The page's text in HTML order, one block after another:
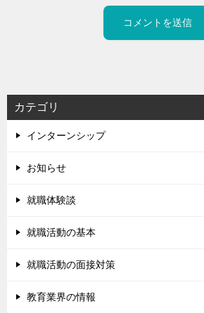
カテゴリ
インターンシップ
お知らせ
就職体験談
就職活動の基本
就職活動の面接対策
教育業界の情報